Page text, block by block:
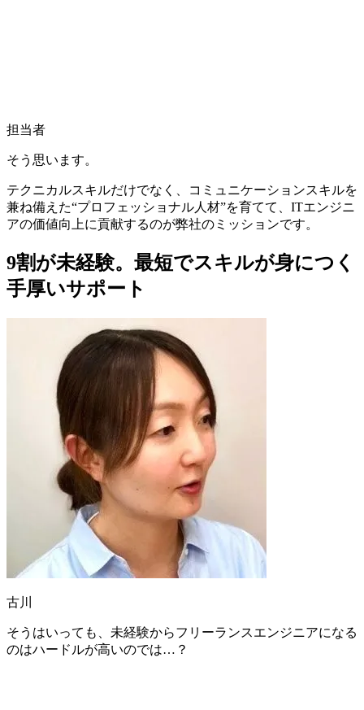
担当者
そう思います。
テクニカルスキルだけでなく、コミュニケーションスキルを
兼ね備えた“プロフェッショナル人材”を育てて、ITエンジニ
アの価値向上に貢献するのが弊社のミッションです。
9割が未経験。最短でスキルが身につく
手厚いサポート
古川
そうはいっても、未経験からフリーランスエンジニアになる
のはハードルが高いのでは…？